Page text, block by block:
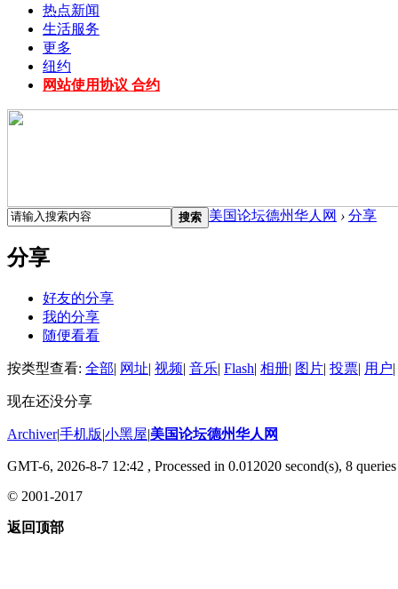
热点新闻
生活服务
更多
纽约
网站使用协议 合约
搜索 美国论坛德州华人网 › 分享
分享
好友的分享
我的分享
随便看看
按类型查看: 全部| 网址| 视频| 音乐| Flash| 相册| 图片| 投票| 用户|
现在还没分享
Archiver|手机版|小黑屋|美国论坛德州华人网
GMT-6, 2026-8-7 12:42 , Processed in 0.012020 second(s), 8
© 2001-2017
返回顶部